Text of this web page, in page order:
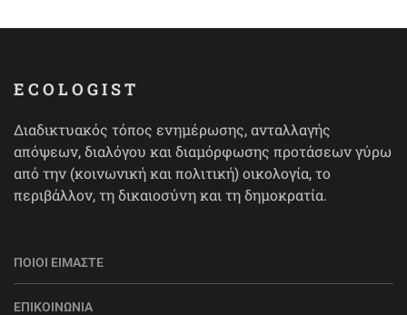
ECOLOGIST
Διαδικτυακός τόπος ενημέρωσης, ανταλλαγής
απόψεων, διαλόγου και διαμόρφωσης προτάσεων γύρω
από την (κοινωνική και πολιτική) οικολογία, το
περιβάλλον, τη δικαιοσύνη και τη δημοκρατία.
ΠΟΙΟΙ ΕΊΜΑΣΤΕ
ΕΠΙΚΟΙΝΩΝΊΑ